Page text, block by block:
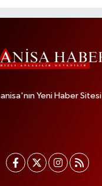
Yeni Haber Sitesi